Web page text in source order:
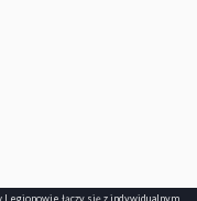
łączy się z indywidualnym